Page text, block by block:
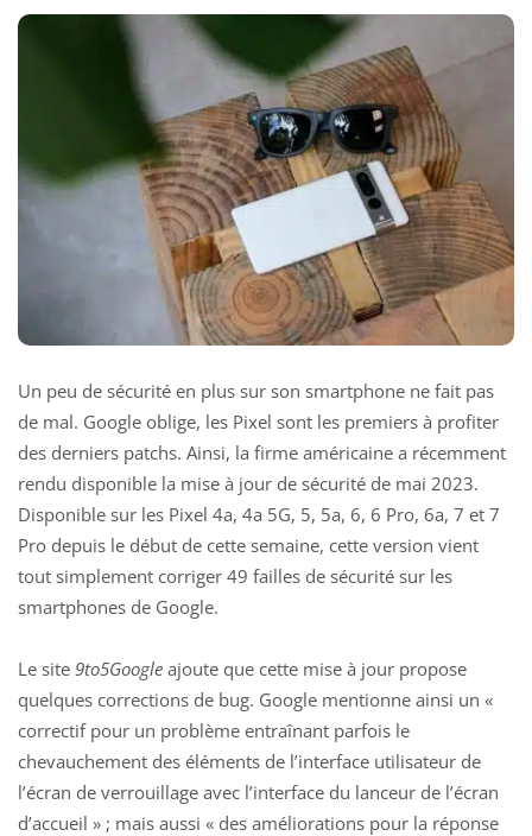
Un peu de sécurité en plus sur son smartphone ne fait pas
de mal. Google oblige, les Pixel sont les premiers à profiter
des derniers patchs. Ainsi, la firme américaine a récemment
rendu disponible la mise à jour de sécurité de mai 2023.
Disponible sur les Pixel 4a, 4a 5G, 5, 5a, 6, 6 Pro, 6a, 7 et 7
Pro depuis le début de cette semaine, cette version vient
tout simplement corriger 49 failles de sécurité sur les
smartphones de Google.
Le site 9to5Google ajoute que cette mise à jour propose
quelques corrections de bug. Google mentionne ainsi un «
correctif pour un problème entraînant parfois le
chevauchement des éléments de l’interface utilisateur de
l’écran de verrouillage avec l’interface du lanceur de l’écran
d’accueil » ; mais aussi « des améliorations pour la réponse